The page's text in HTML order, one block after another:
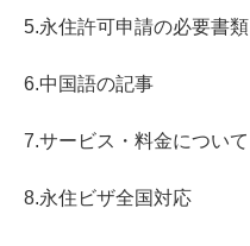
5.永住許可申請の必要書類
6.中国語の記事
7.サービス・料金について
8.永住ビザ全国対応